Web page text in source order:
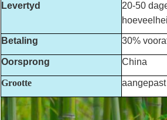
Levertyd
20-50
Betaling 30%
Oorsprong China
Grootte aangepast